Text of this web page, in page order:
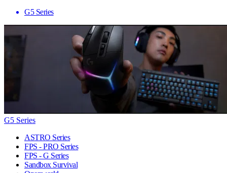
G5 Series
G5 Series
ASTRO Series
FPS - PRO Series
FPS - G Series
Sandbox Survival